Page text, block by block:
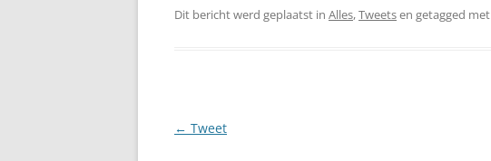
Dit bericht werd geplaatst in Alles,Tweetsen getagged met
Berichtnavigatie
← Tweet